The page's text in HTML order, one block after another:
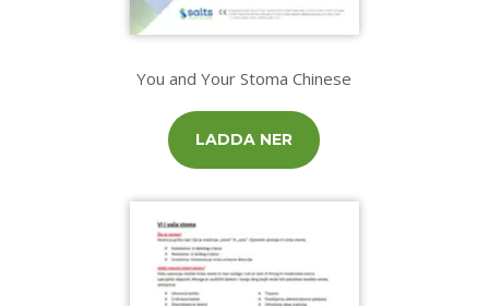
You and Your Stoma Chinese
LADDA NER